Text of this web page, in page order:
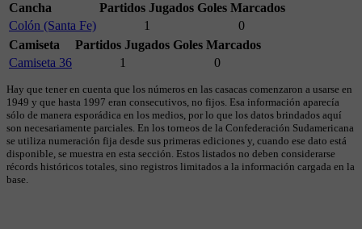
Cancha
Partidos Jugados Goles Marcados
Colón (Santa Fe)
1
0
Camiseta
Partidos Jugados Goles Marcados
Camiseta 36
1 0
Hay que tener en cuenta que los números en las casacas comenzaron a usarse en
1949 y que hasta 1997 eran consecutivos, no fijos. Esa información aparecía
sólo de manera esporádica en los medios, por lo que los datos brindados aquí
son necesariamente parciales. En los torneos de la Confederación Sudamericana
se utiliza numeración fija desde sus primeras ediciones y, cuando ese dato está
disponible, se muestra en esta sección. Estos listados no deben considerarse
récords históricos totales, sino registros limitados a la información cargada en la
base.